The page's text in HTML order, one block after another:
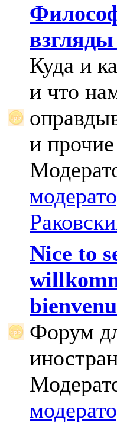
Куда и
и что
и
Nice to
Форум